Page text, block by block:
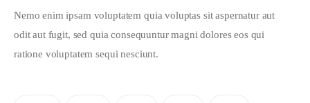
Nemo enim ipsam voluptatem quia voluptas sit aspernatur aut
odit aut fugit, sed quia consequuntur magni dolores eos qui
ratione voluptatem sequi nesciunt.